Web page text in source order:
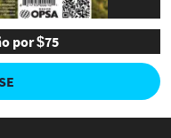
por $75